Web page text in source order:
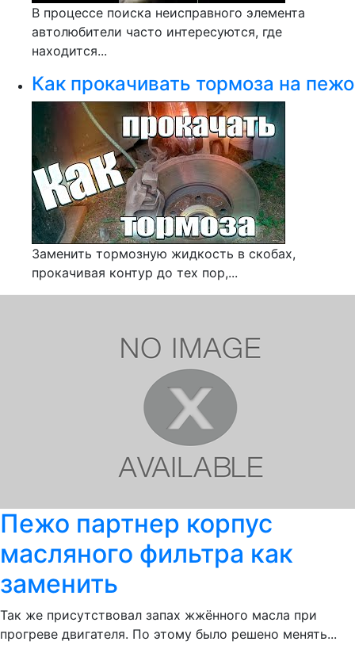
В процессе поиска неисправного элемента
автолюбители часто интересуются, где
находится...
Как прокачивать тормоза на пежо
Заменить тормозную жидкость в скобах,
прокачивая контур до тех пор,...
Пежо партнер корпус
масляного фильтра как
заменить
Так же присутствовал запах жжённого масла при
прогреве двигателя. По этому было решено менять...